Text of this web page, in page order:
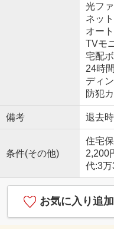
光フ
ネッ
オー
TVモ
宅配
24時
ディ
防犯
備考 退去
条件(その他)
住宅
2,200
代:3
お気に入り追加